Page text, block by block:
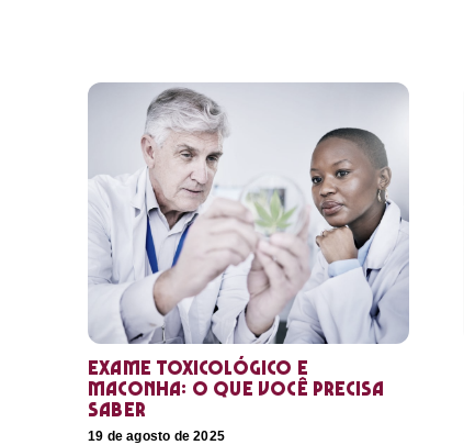
Exame toxicológico e
maconha: o que você precisa
saber
19 de agosto de 2025